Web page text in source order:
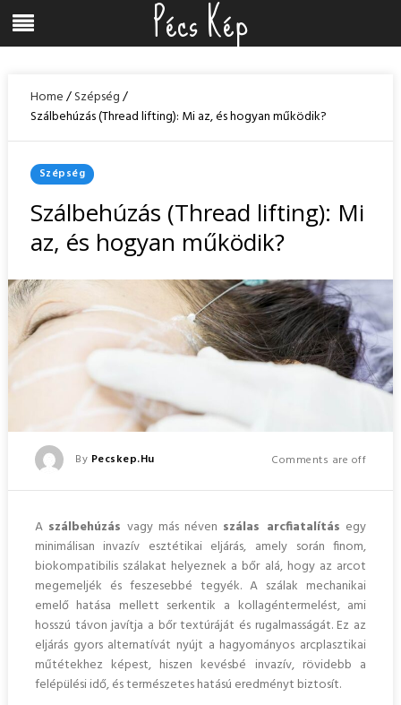
content
Menu Pécs Kép
Home/Szépség/
Szálbehúzás (Thread lifting): Mi az, és hogyan működik?
Posted
In
Szépség
Szálbehúzás (Thread lifting): Mi
az, és hogyan működik?
Posted
By Pecskep.hu
On
Comments are off
A szálbehúzás vagy más néven szálas arcfiatalítás egy
minimálisan invazív esztétikai eljárás, amely során finom,
biokompatibilis szálakat helyeznek a bőr alá, hogy az arcot
megemeljék és feszesebbé tegyék. A szálak mechanikai
emelő hatása mellett serkentik a kollagéntermelést, ami
hosszú távon javítja a bőr textúráját és rugalmasságát. Ez az
eljárás gyors alternatívát nyújt a hagyományos arcplasztikai
műtétekhez képest, hiszen kevésbé invazív, rövidebb a
felépülési idő, és természetes hatású eredményt biztosít.